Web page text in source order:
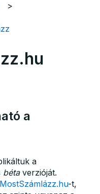
a
a
bétaverzióját.
MostSzámlázz.hu-t,